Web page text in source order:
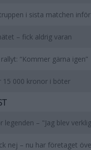
i sista matchen
– fick aldrig varan
“Kommer gärna igen”
15 000 kronor i böter
legenden – "Jag blev
nej – nu har företaget